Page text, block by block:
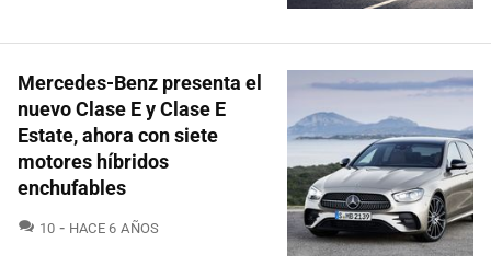
Mercedes-Benz presenta el
nuevo Clase E y Clase E
Estate, ahora con siete
motores híbridos
enchufables
10 COMENTARIOS
HACE 6 AÑOS